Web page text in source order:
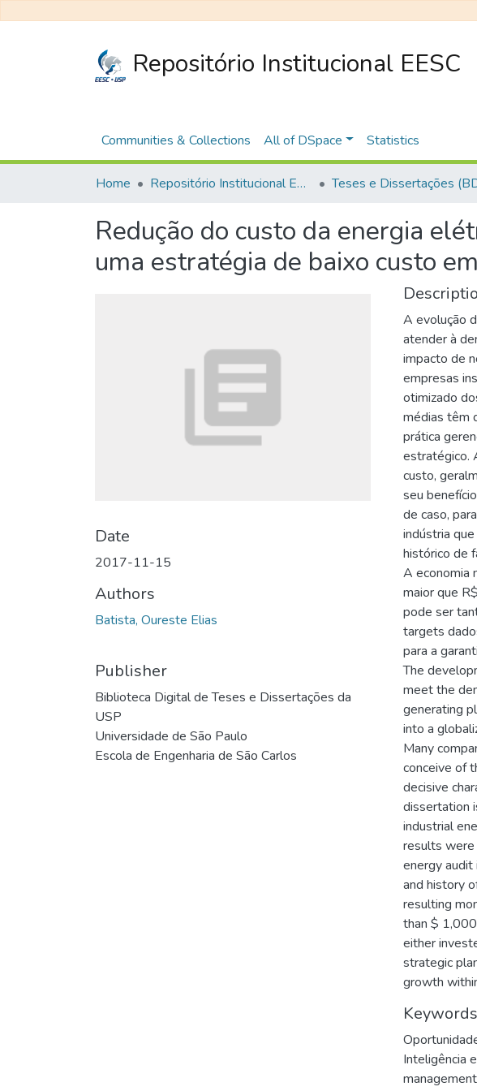
Repositório Institucional EESC
Communities & Collections All of DSpace Statistics
Home Repositório Institucional EESC
Redução do custo da energia
uma estratégia de baixo custo
Date
2017-11-15
Authors
Batista, Oureste Elias
Publisher
Biblioteca Digital de Teses e Dissertações da
USP
Universidade de São Paulo
Escola de Engenharia de São Carlos
A evolução
atender à
impacto de
empresas
otimizado
médias têm
prática
estratégico.
custo,
seu
de caso,
indústria
histórico de
A economia
maior que
pode ser
targets
para a
The
meet the
generating
into a
Many
conceive of
decisive
dissertation
industrial
results were
energy
and history
resulting
than $
either
strategic
growth
Keywords
Inteligência
management